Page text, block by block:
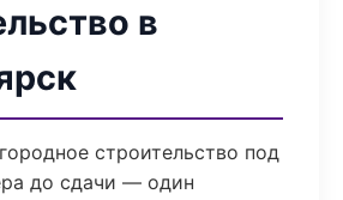
в
строительство под
до сдачи — один